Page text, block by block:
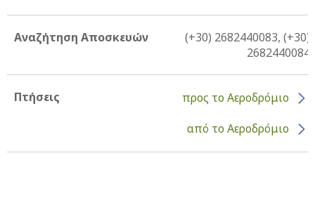
Αναζήτηση Αποσκευών
(+30) 2682440083, (+30)
2682440084
Πτήσεις προς το Αεροδρόμιο
από το Αεροδρόμιο